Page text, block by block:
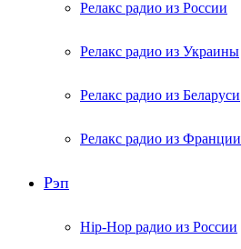
Релакс радио из России
Релакс радио из Украины
Релакс радио из Беларуси
Релакс радио из Франции
Рэп
Hip-Hop радио из России